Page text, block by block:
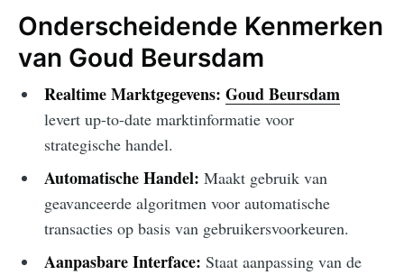
Onderscheidende Kenmerken
van Goud Beursdam
Realtime Marktgegevens: Goud Beursdam
levert up-to-date marktinformatie voor
strategische handel.
Automatische Handel: Maakt gebruik van
geavanceerde algoritmen voor automatische
transacties op basis van gebruikersvoorkeuren.
Aanpasbare Interface: Staat aanpassing van de